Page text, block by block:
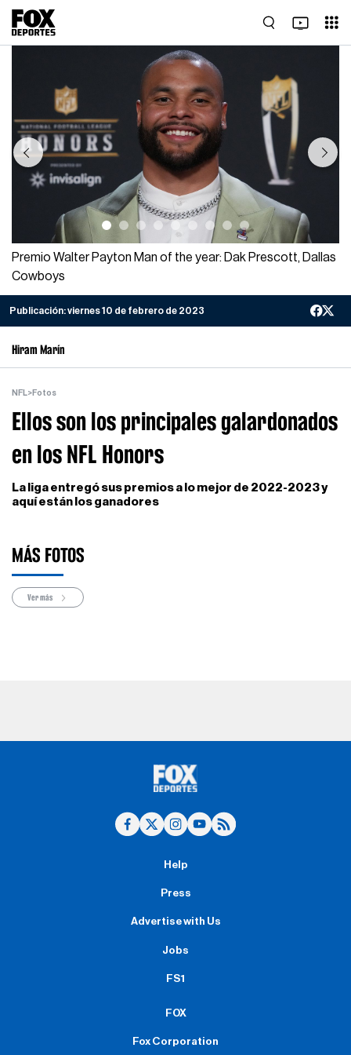
Previous Next
Premio Walter Payton Man of the year: Dak Prescott, Dallas
Cowboys
Publicación:viernes 10 de febrero de 2023
Hiram Marín
NFL>Fotos
Ellos son los principales galardonados
en los NFL Honors
La liga entregó sus premios a lo mejor de 2022-2023 y
aquí están los ganadores
MÁS FOTOS
Ver más
Help
Press
Advertise with Us
Jobs
FS1
FOX
Fox Corporation